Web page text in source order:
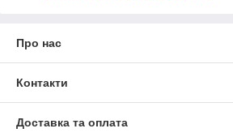
Про нас
Контакти
Доставка та оплата